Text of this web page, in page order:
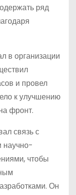
ряд
в организации
и провел
к улучшению
фронт.
связь с
научно-
чтобы
Он